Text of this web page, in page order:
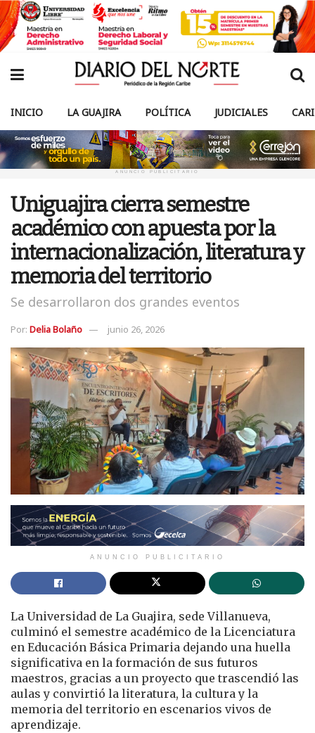
INICIO LA GUAJIRA POLÍTICA JUDICIALES
ANUNCIO PUBLICITARIO
Uniguajira cierra semestre
académico con apuesta por la
internacionalización, literatura y
memoria del territorio
Se desarrollaron dos grandes eventos
Por: Delia Bolaño junio 26, 2026
ANUNCIO PUBLICITARIO
La Universidad de La Guajira, sede Villanueva,
culminó el semestre académico de la Licenciatura
en Educación Básica Primaria dejando una huella
significativa en la formación de sus futuros
maestros, gracias a un proyecto que trascendió las
aulas y convirtió la literatura, la cultura y la
memoria del territorio en escenarios vivos de
aprendizaje.